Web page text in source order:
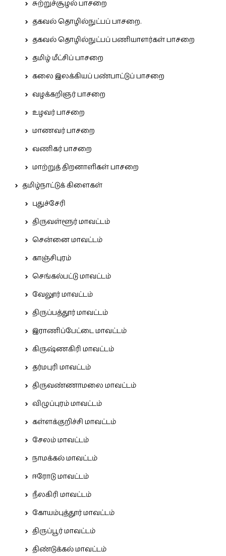
சுற்றுச்சூழல் பாசறை
தகவல் தொழில்நுட்பப் பாசறை.
தகவல் தொழில்நுட்பப் பணியாளர்கள் பாசறை
தமிழ் மீட்சிப் பாசறை
கலை இலக்கியப் பண்பாட்டுப் பாசறை
வழக்கறிஞர் பாசறை
உழவர் பாசறை
மாணவர் பாசறை
வணிகர் பாசறை
மாற்றுத் திறனாளிகள் பாசறை
தமிழ்நாட்டுக் கிளைகள்
புதுச்சேரி
திருவள்ளூர் மாவட்டம்
சென்னை மாவட்டம்
காஞ்சிபுரம்
செங்கல்பட்டு மாவட்டம்
வேலூர் மாவட்டம்
திருப்பத்தூர் மாவட்டம்
இராணிப்பேட்டை மாவட்டம்
கிருஷ்ணகிரி மாவட்டம்
தர்மபுரி மாவட்டம்
திருவண்ணாமலை மாவட்டம்
விழுப்புரம் மாவட்டம்
கள்ளக்குறிச்சி மாவட்டம்
சேலம் மாவட்டம்
நாமக்கல் மாவட்டம்
ஈரோடு மாவட்டம்
நீலகிரி மாவட்டம்
கோயம்புத்தூர் மாவட்டம்
திருப்பூர் மாவட்டம்
திண்டுக்கல் மாவட்டம்